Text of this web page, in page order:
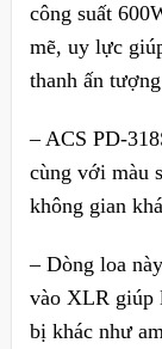
công suất
mẽ, uy lực
thanh ấn
– ACS PD-
cùng với màu
không gian
– Dòng loa
vào XLR giúp
bị khác như